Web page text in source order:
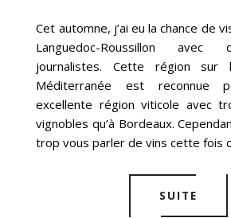
Cet automne, j’ai eu la chance de
Languedoc-Roussillon avec
journalistes. Cette région
Méditerranée est reconnue
excellente région viticole avec
vignobles qu’à Bordeaux.
trop vous parler de vins cette fois
SUITE